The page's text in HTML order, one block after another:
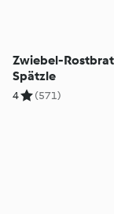
Zwiebel-
Spätzle
4 (571)